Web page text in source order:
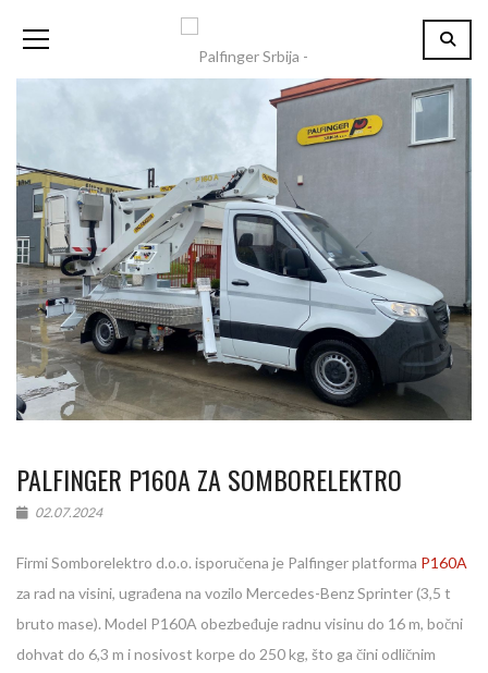
PALFINGER P160A ZA SOMBORELEKTRO
02.07.2024
Firmi Somborelektro d.o.o. isporučena je Palfinger platforma P160A
za rad na visini, ugrađena na vozilo Mercedes-Benz Sprinter (3,5 t
bruto mase). Model P160A obezbeđuje radnu visinu do 16 m, bočni
dohvat do 6,3 m i nosivost korpe do 250 kg, što ga čini odličnim